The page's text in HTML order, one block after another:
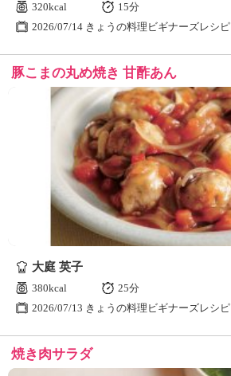
320kcal
15分
2026/07/14 きょうの料理ビギナーズレシピ
豚こまの丸め焼き 甘酢あん
大庭 英子
380kcal
25分
2026/07/13 きょうの料理ビギナーズレシピ
焼き肉サラダ